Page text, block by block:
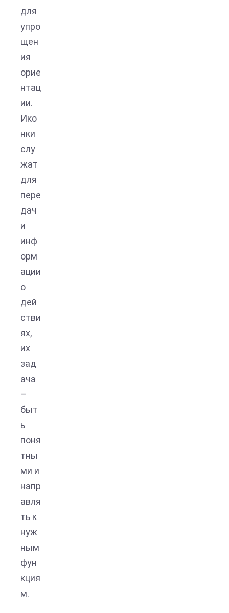
для
упро
щен
ия
орие
нтац
ии.
Ико
нки
слу
жат
для
пере
дач
и
инф
орм
ации
о
дей
стви
ях,
их
зад
ача
–
быт
ь
поня
тны
ми и
напр
авля
ть к
нуж
ным
фун
кция
м.